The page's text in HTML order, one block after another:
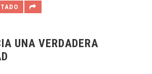
UNA VERDADERA